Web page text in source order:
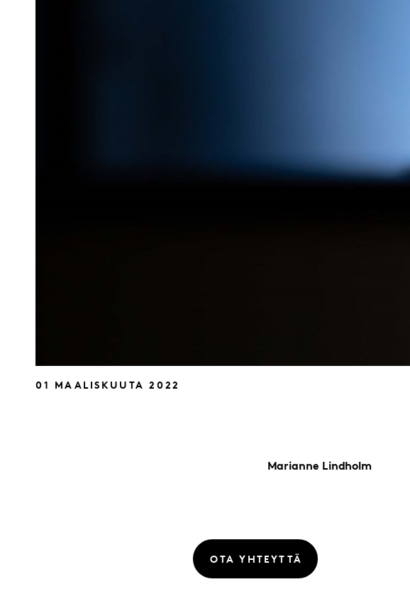
01 MAALISKUUTA 2022
Marianne Lindholm
OTA YHTEYTTÄ